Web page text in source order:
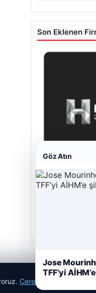
Son Eklenen
Prenses Night
Çerez Politikamız
Göz Atın
Jose
TFF’yi